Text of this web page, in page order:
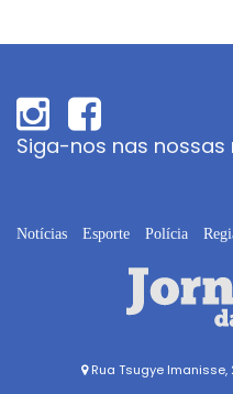
Siga-nos nas nossas
Notícias Esporte Polícia
Rua Tsugye Imanisse,